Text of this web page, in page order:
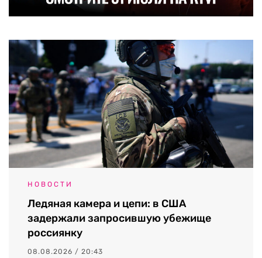
НОВОСТИ
Ледяная камера и цепи: в США
задержали запросившую убежище
россиянку
08.08.2026 / 20:43